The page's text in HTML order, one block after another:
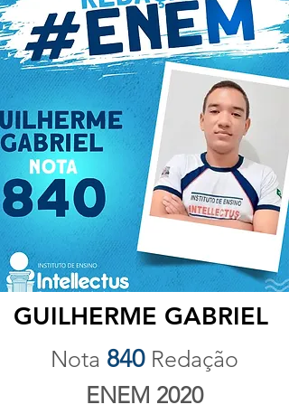
GUILHERME GABRIEL
Nota 840 Redação
ENEM 2020